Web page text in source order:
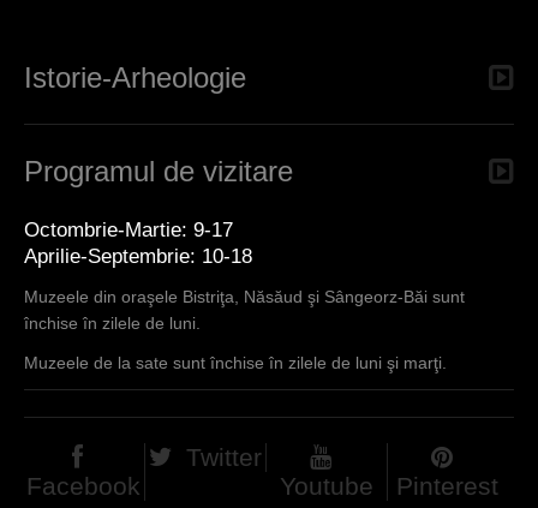
Istorie-Arheologie
Programul de vizitare
Octombrie-Martie: 9-17
Aprilie-Septembrie: 10-18
Muzeele din oraşele Bistriţa, Năsăud şi Sângeorz-Băi sunt
închise în zilele de luni.
Muzeele de la sate sunt închise în zilele de luni şi marţi.
Facebook
Twitter
Youtube
Pinterest